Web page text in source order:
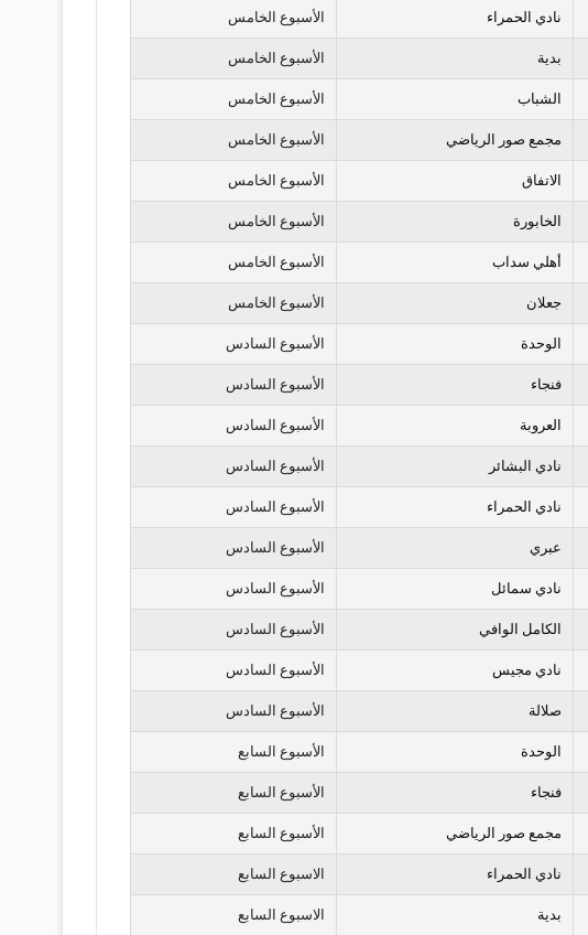
نادي الحمراء الأسبوع الخامس
بدية الأسبوع الخامس
الشباب الأسبوع الخامس
مجمع صور الرياضي الأسبوع الخامس
الاتفاق الأسبوع الخامس
الخابورة الأسبوع الخامس
أهلي سداب الأسبوع الخامس
جعلان الأسبوع الخامس
الوحدة الأسبوع السادس
فنجاء الأسبوع السادس
العروبة الأسبوع السادس
نادي البشائر الأسبوع السادس
نادي الحمراء الأسبوع السادس
عبري الأسبوع السادس
نادي سمائل الأسبوع السادس
الكامل الوافي الأسبوع السادس
نادي مجيس الأسبوع السادس
صلالة الأسبوع السادس
الوحدة الأسبوع السابع
فنجاء الأسبوع السابع
مجمع صور الرياضي الأسبوع السابع
نادي الحمراء الاسبوع السابع
بدية الاسبوع السابع